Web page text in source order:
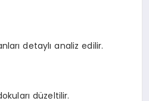
detaylı analiz edilir.
düzeltilir.